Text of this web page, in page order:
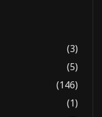
(3)
(5)
(146)
(1)